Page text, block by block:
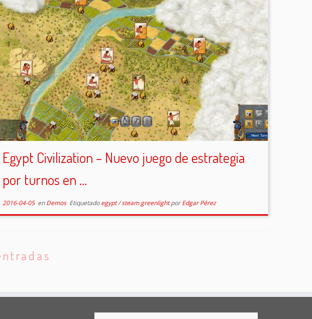
Egypt Civilization – Nuevo juego de estrategia
por turnos en ...
2016-04-05enDemos Etiquetadoegypt/steam greenlightporEdgar Pérez